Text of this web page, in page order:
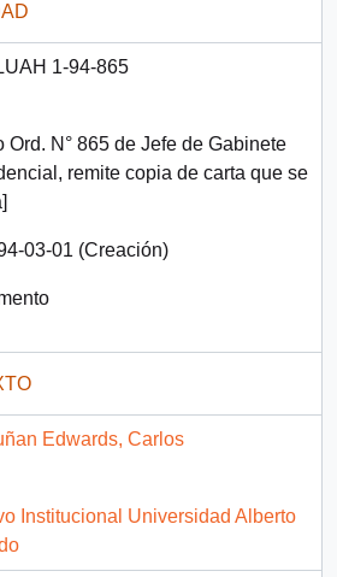
1-94-865
Ord. N° 865 de Jefe de Gabinete
remite copia de carta que se
03-01 (Creación)
Edwards, Carlos
Institucional Universidad Alberto